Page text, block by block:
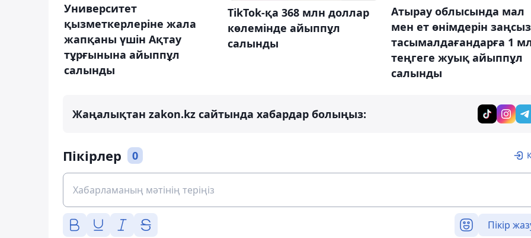
Университет
қызметкерлеріне жала
жапқаны үшін Ақтау
тұрғынына айыппұл
салынды
TikTok-қа 368 млн доллар
көлемінде айыппұл
салынды
Атырау облысында мал
мен ет өнімдерін заңсыз
тасымалдағандарға 1
теңгеге жуық айыппұл
салынды
Жаңалықтан zakon.kz сайтында хабардар болыңыз:
Пікірлер 0
Пікір